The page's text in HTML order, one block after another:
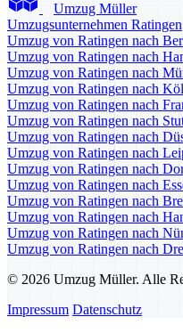
Umzug Müller
Umzugsunternehmen Ratingen
Umzug von Ratingen nach
Umzug von Ratingen nach
Umzug von Ratingen nach
Umzug von Ratingen nach
Umzug von Ratingen nach
Umzug von Ratingen nach
Umzug von Ratingen nach
Umzug von Ratingen nach
Umzug von Ratingen nach
Umzug von Ratingen nach
Umzug von Ratingen nach
Umzug von Ratingen nach
Umzug von Ratingen nach
Umzug von Ratingen nach
© 2026 Umzug Müller. Alle
Impressum Datenschutz